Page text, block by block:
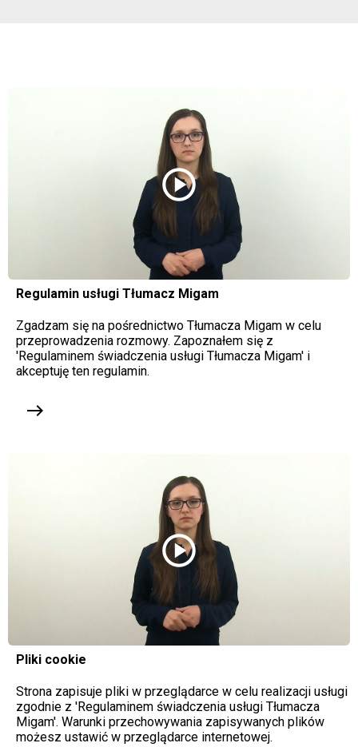
play_circle
Regulamin usługi Tłumacz Migam
Zgadzam się na pośrednictwo Tłumacza Migam w celu
przeprowadzenia rozmowy. Zapoznałem się z
'Regulaminem świadczenia usługi Tłumacza Migam' i
akceptuję ten regulamin.
east
play_circle
Pliki cookie
Strona zapisuje pliki w przeglądarce w celu realizacji usługi
zgodnie z 'Regulaminem świadczenia usługi Tłumacza
Migam'. Warunki przechowywania zapisywanych plików
możesz ustawić w przeglądarce internetowej.